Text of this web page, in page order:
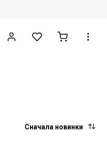
Сначала новинки